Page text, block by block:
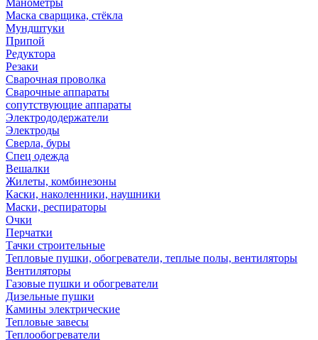
Манометры
Маска сварщика, стёкла
Мундштуки
Припой
Редуктора
Резаки
Сварочная проволка
Сварочные аппараты
сопутствующие аппараты
Электрододержатели
Электроды
Сверла, буры
Спец одежда
Вешалки
Жилеты, комбинезоны
Каски, наколенники, наушники
Маски, респираторы
Очки
Перчатки
Тачки строительные
Тепловые пушки, обогреватели, теплые полы, вентиляторы
Вентиляторы
Газовые пушки и обогреватели
Дизельные пушки
Камины электрические
Тепловые завесы
Теплообогреватели